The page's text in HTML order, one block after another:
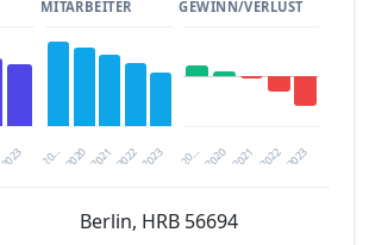
2023
MITARBEITER
20… 2021 2023
2020 2022
GEWINN/VERLUST
20… 2021 2023
2020 2022
Berlin, HRB 56694